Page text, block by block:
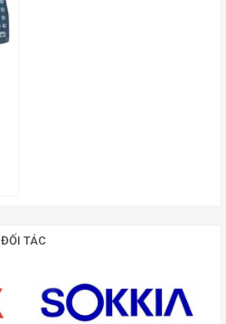
ĐỐI TÁC